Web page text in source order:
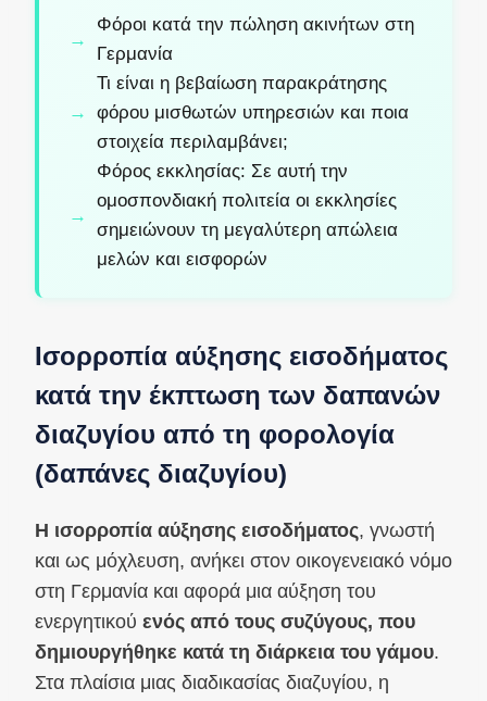
Φόροι κατά την πώληση ακινήτων στη
Γερμανία
Τι είναι η βεβαίωση παρακράτησης
φόρου μισθωτών υπηρεσιών και ποια
στοιχεία περιλαμβάνει;
Φόρος εκκλησίας: Σε αυτή την
ομοσπονδιακή πολιτεία οι εκκλησίες
σημειώνουν τη μεγαλύτερη απώλεια
μελών και εισφορών
Ισορροπία αύξησης εισοδήματος
κατά την έκπτωση των δαπανών
διαζυγίου από τη φορολογία
(δαπάνες διαζυγίου)
Η ισορροπία αύξησης εισοδήματος, γνωστή
και ως μόχλευση, ανήκει στον οικογενειακό νόμο
στη Γερμανία και αφορά μια αύξηση του
ενεργητικού ενός από τους συζύγους, που
δημιουργήθηκε κατά τη διάρκεια του γάμου.
Στα πλαίσια μιας διαδικασίας διαζυγίου, η